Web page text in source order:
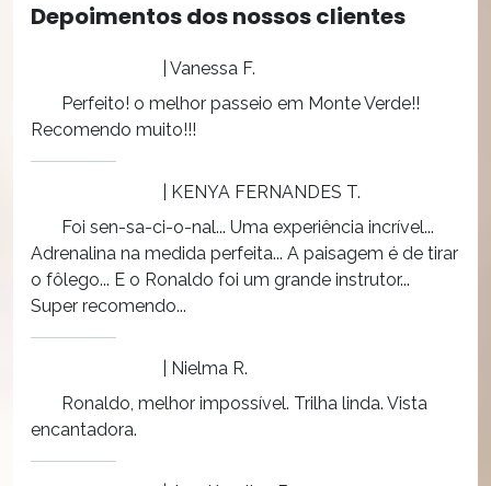
Depoimentos dos nossos clientes
| Vanessa F.
Perfeito! o melhor passeio em Monte Verde!!
Recomendo muito!!!
| KENYA FERNANDES T.
Foi sen-sa-ci-o-nal... Uma experiência incrível...
Adrenalina na medida perfeita... A paisagem é de tirar
o fôlego... E o Ronaldo foi um grande instrutor...
Super recomendo...
| Nielma R.
Ronaldo, melhor impossível. Trilha linda. Vista
encantadora.